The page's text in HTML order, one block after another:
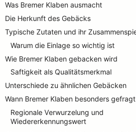
Was Bremer Klaben ausmacht
Die Herkunft des Gebäcks
Typische Zutaten und ihr
Warum die Einlage so wichtig ist
Wie Bremer Klaben gebacken wird
Saftigkeit als Qualitätsmerkmal
Unterschiede zu ähnlichen Gebäcken
Wann Bremer Klaben besonders
Regionale Verwurzelung und
Wiedererkennungswert